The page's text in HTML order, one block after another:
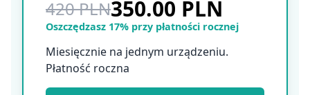
420 PLN350.00 PLN
Oszczędzasz 17% przy płatności rocznej
Miesięcznie na jednym urządzeniu.
Płatność roczna